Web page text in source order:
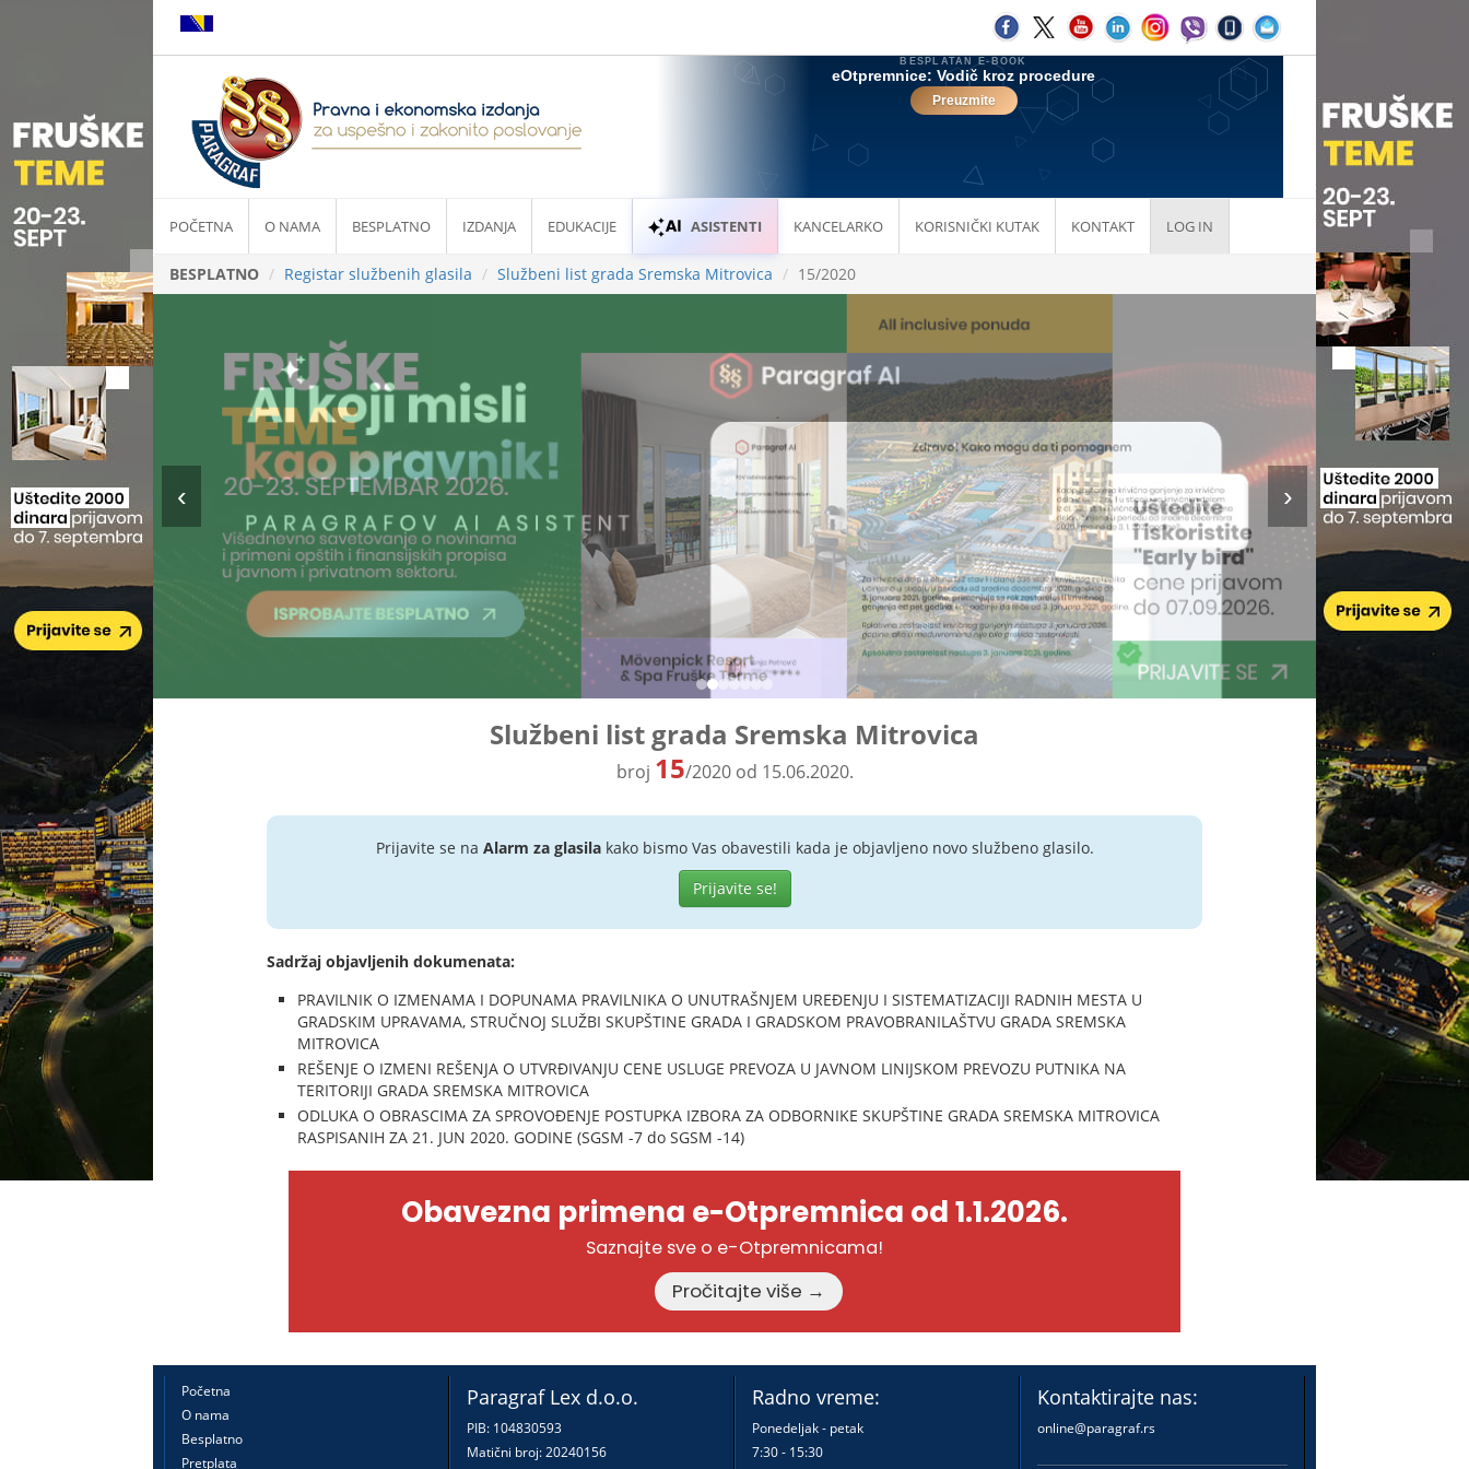
POČETNA O NAMA BESPLATNO IZDANJA EDUKACIJE ASISTENTI KANCELARKO KORISNIČKI KUTAK KONTAKT LOG IN
BESPLATNO Registar službenih glasila Službeni list grada Sremska Mitrovica 15/2020
Službeni list grada Sremska Mitrovica
broj 15/2020 od 15.06.2020.
Prijavite se na Alarm za glasilakako bismo Vas obavestili kada je objavljeno novo službeno glasilo.
Prijavite se!
Sadržaj objavljenih dokumenata:
PRAVILNIK O IZMENAMA I DOPUNAMA PRAVILNIKA O UNUTRAŠNJEM UREĐENJU I SISTEMATIZACIJI RADNIH MESTA U
GRADSKIM UPRAVAMA, STRUČNOJ SLUŽBI SKUPŠTINE GRADA I GRADSKOM PRAVOBRANILAŠTVU GRADA SREMSKA
MITROVICA
REŠENJE O IZMENI REŠENJA O UTVRĐIVANJU CENE USLUGE PREVOZA U JAVNOM LINIJSKOM PREVOZU PUTNIKA NA
TERITORIJI GRADA SREMSKA MITROVICA
ODLUKA O OBRASCIMA ZA SPROVOĐENJE POSTUPKA IZBORA ZA ODBORNIKE SKUPŠTINE GRADA SREMSKA MITROVICA
RASPISANIH ZA 21. JUN 2020. GODINE (SGSM -7 do SGSM -14)
Obavezna primena e-Otpremnica od 1.1.2026.
Saznajte sve o e-Otpremnicama!
Pročitajte više →
Početna
O nama
Besplatno
Pretplata
Paragraf Lex d.o.o.
PIB: 104830593
Matični broj: 20240156
Radno vreme:
Ponedeljak - petak
7:30 - 15:30
Kontaktirajte nas:
online@paragraf.rs